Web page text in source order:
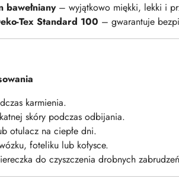
bawełniany– wyjątkowo miękki, lekki i
Tex Standard 100 – gwarantuje
karmienia.
skóry podczas odbijania.
otulacz na ciepłe dni.
foteliku lub kołysce.
do czyszczenia drobnych